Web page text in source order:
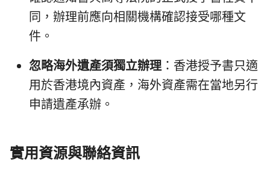
同，辦理前應向相關機構確認接受哪種文
件。
忽略海外遺產須獨立辦理：香港授予書只適
用於香港境內資產，海外資產需在當地另行
申請遺產承辦。
實用資源與聯絡資訊